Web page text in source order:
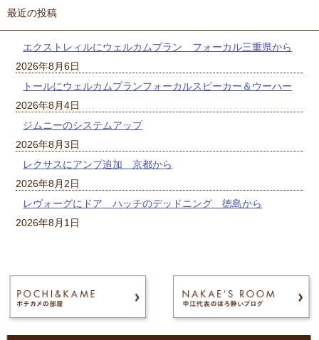
最近の投稿
エクストレィルにウェルカムプラン フォーカル三重県から
2026年8月6日
トールにウェルカムプランフォーカルスピーカー＆ウーハー
2026年8月4日
ジムニーのシステムアップ
2026年8月3日
レクサスにアンプ追加 京都から
2026年8月2日
レヴォーグにドア ハッチのデッドニング 徳島から
2026年8月1日